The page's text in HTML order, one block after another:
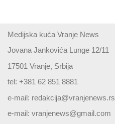
Medijska kuća Vranje News
Jovana Jankovića Lunge 12/11
17501 Vranje, Srbija
tel: +381 62 851 8881
e-mail: redakcija@vranjenews.rs
e-mail: vranjenews@gmail.com